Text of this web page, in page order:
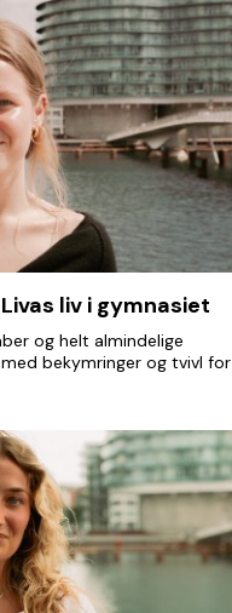
liv i gymnasiet
og helt almindelige
bekymringer og tvivl for